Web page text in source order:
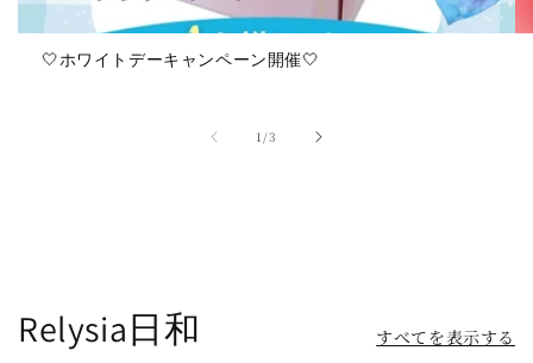
🤍ホワイトデーキャンペーン開催🤍
1/の
3
Relysia日和 すべてを表示する